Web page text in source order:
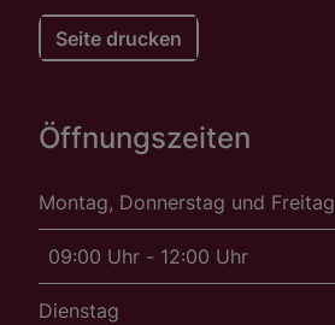
Seite drucken
Öffnungszeiten
Montag, Donnerstag und Freitag
09:00 Uhr - 12:00 Uhr
Dienstag